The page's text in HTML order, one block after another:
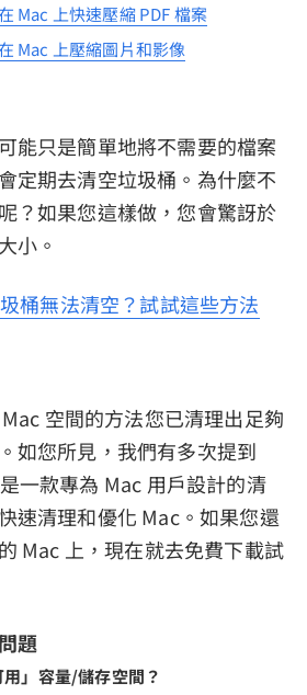
Mac 上快速壓縮 PDF 檔案
Mac 上壓縮圖片和影像
能只是簡單地將不需要的檔案
定期去清空垃圾桶。為什麼不
？如果您這樣做，您會驚訝於
小。
桶無法清空？試試這些方法
空間的方法您已清理出足夠
如您所見，我們有多次提到
是一款專為 Mac 用戶設計的清
速清理和優化 Mac。如果您還
Mac 上，現在就去免費下載試
題
」容量/儲存空間？